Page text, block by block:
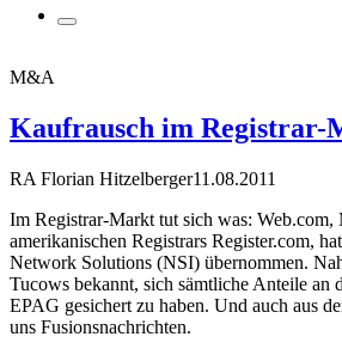
M&A
Kaufrausch im Registrar-
RA Florian Hitzelberger11.08.2011
Im Registrar-Markt tut sich was:
amerikanischen Registrars Register.com,
Network Solutions (NSI) übernommen.
Tucows bekannt, sich sämtliche Anteile an
EPAG gesichert zu haben. Und auch aus
uns Fusionsnachrichten.